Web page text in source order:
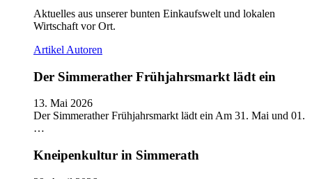
Aktuelles aus unserer bunten Einkaufswelt und lokalen
Wirtschaft vor Ort.
Artikel Autoren
Der Simmerather Frühjahrsmarkt lädt ein
13. Mai 2026
Der Simmerather Frühjahrsmarkt lädt ein Am 31. Mai und 01.
…
Kneipenkultur in Simmerath